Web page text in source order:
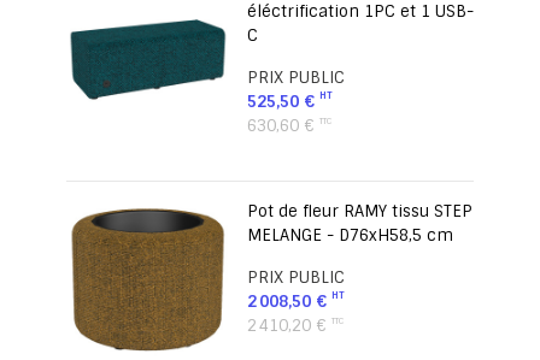
éléctrification 1PC et 1 USB-
C
PRIX PUBLIC
525,50 €
630,60 €
Pot de fleur RAMY tissu STEP
MELANGE - D76xH58,5 cm
PRIX PUBLIC
2 008,50 €
2 410,20 €